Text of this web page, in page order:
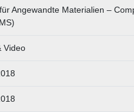
Angewandte Materialien –
Video